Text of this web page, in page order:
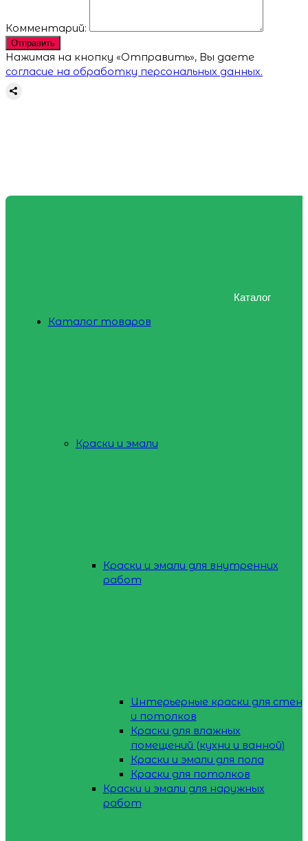
Комментарий:
Отправить
Нажимая на кнопку «Отправить», Вы даете
согласие на обработку персональных данных.
Каталог
Каталог товаров
Краски и эмали
Краски и эмали для внутренних
работ
Интерьерные краски для стен
и потолков
Краски для влажных
помещений (кухни и ванной)
Краски и эмали для пола
Краски для потолков
Краски и эмали для наружных
работ